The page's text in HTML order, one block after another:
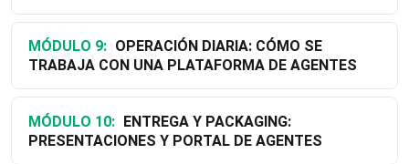
MÓDULO 9:
TRABAJA CON UNA PLATAFORMA DE AGENTES
MÓDULO 10:
PRESENTACIONES Y PORTAL DE AGENTES